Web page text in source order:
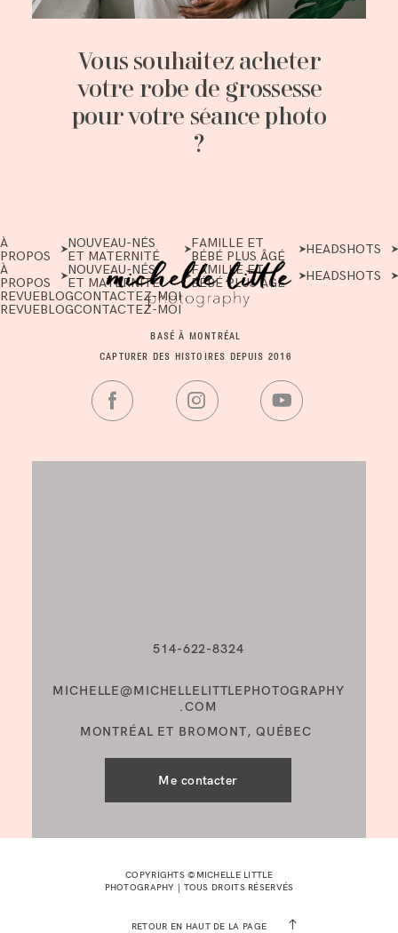
Vous souhaitez acheter
votre robe de grossesse
pour votre séance photo
?
514-622-8324
À
PROPOS
NOUVEAU-NÉS
ET MATERNITÉ
FAMILLE ET
BÉBÉ PLUS ÂGÉ
HEADSHOTS
À
PROPOS
NOUVEAU-NÉS
ET MATERNITÉ
FAMILLE ET
BÉBÉ PLUS ÂGÉ
HEADSHOTS
REVUEBLOGCONTACTEZ-MOI
REVUEBLOGCONTACTEZ-MOI
MICHELLE@MICHELLELITTLEPHOTOGRAPHY
.COM
BASÉ À MONTRÉAL
CAPTURER DES HISTOIRES DEPUIS 2016
MONTRÉAL ET BROMONT, QUÉBEC
Me contacter
COPYRIGHTS ©MICHELLE LITTLE
PHOTOGRAPHY | TOUS DROITS RÉSERVÉS
RETOUR EN HAUT DE LA PAGE